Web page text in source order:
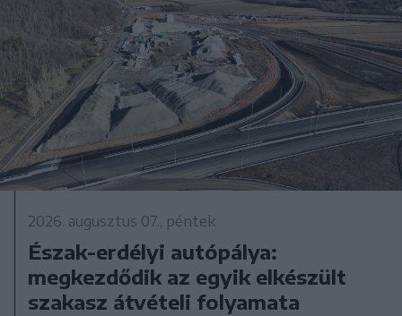
2026. augusztus 07., péntek
Észak-erdélyi autópálya:
megkezdődik az egyik elkészült
szakasz átvételi folyamata